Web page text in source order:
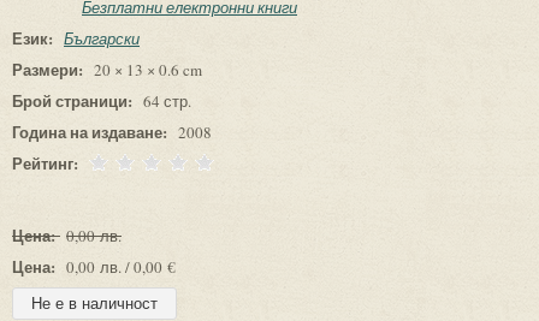
Безплатни електронни книги
Език: Български
Размери: 20 × 13 × 0.6 cm
Брой страници: 64 стр.
Година на издаване: 2008
Рейтинг:
Цена: 0,00 лв.
Цена: 0,00 лв. / 0,00 €